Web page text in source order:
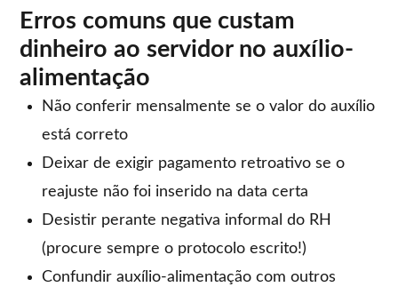
Erros comuns que custam
dinheiro ao servidor no auxílio-
alimentação
Não conferir mensalmente se o valor do auxílio
está correto
Deixar de exigir pagamento retroativo se o
reajuste não foi inserido na data certa
Desistir perante negativa informal do RH
(procure sempre o protocolo escrito!)
Confundir auxílio-alimentação com outros